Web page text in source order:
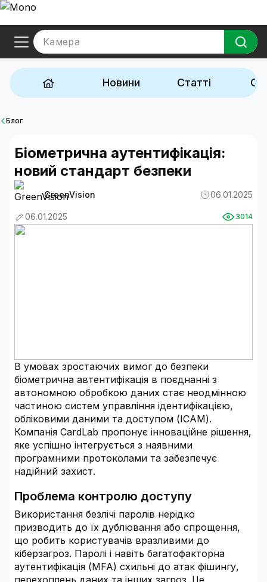
Камера
Новини Статті
Блог
Біометрична аутентифікація:
новий стандарт безпеки
GreenVision 06.01.2025
06.01.2025 3014
В умовах зростаючих вимог до безпеки
біометрична автентифікація в поєднанні з
автономною обробкою даних стає неодмінною
частиною систем управління ідентифікацією,
обліковими даними та доступом (ICAM).
Компанія CardLab пропонує інноваційне рішення,
яке успішно інтегрується з наявними
програмними протоколами та забезпечує
надійний захист.
Проблема контролю доступу
Використання безлічі паролів нерідко
призводить до їх дублювання або спрощення,
що робить користувачів вразливими до
кіберзагроз. Паролі і навіть багатофакторна
аутентифікація (MFA) схильні до атак фішингу,
перехоплень даних та інших загроз. Це